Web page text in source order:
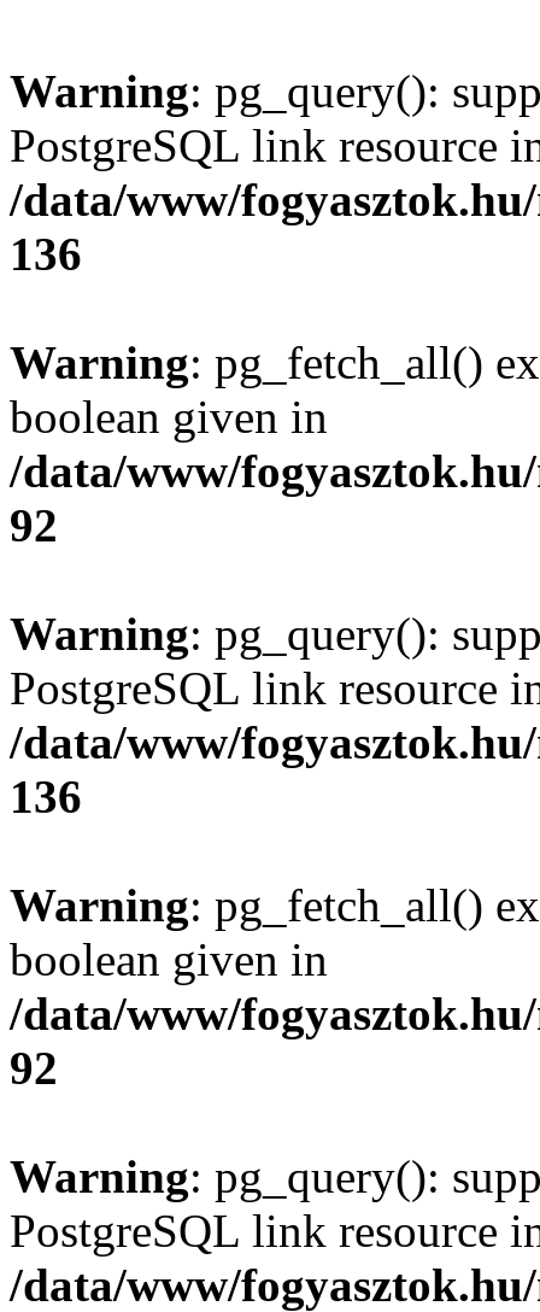
Warning: pg_query():
PostgreSQL link resource
/data/www/
136
Warning: pg_fetch_all()
boolean given in
/data/www/
92
Warning: pg_query():
PostgreSQL link resource
/data/www/
136
Warning: pg_fetch_all()
boolean given in
/data/www/
92
Warning: pg_query():
PostgreSQL link resource
/data/www/